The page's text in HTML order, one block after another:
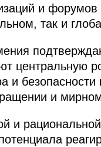
и форумов
так и
центральную
и
и
и